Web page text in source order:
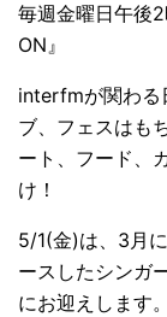
毎週金曜日午後
ON』
interfmが関わる
ブ、フェスはも
ート、フード、
け！
5/1(金)は、3月
ースしたシンガ
にお迎えします。